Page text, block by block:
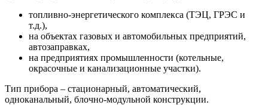
топливно-энергетического комплекса (ТЭЦ, ГРЭС и
т.д.),
на объектах газовых и автомобильных предприятий,
автозаправках,
на предприятиях промышленности (котельные,
окрасочные и канализационные участки).
Тип прибора – стационарный, автоматический,
одноканальный, блочно-модульной конструкции.